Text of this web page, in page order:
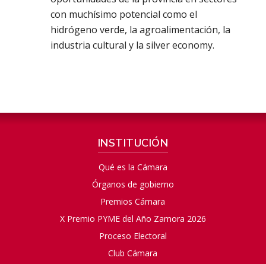
con muchísimo potencial como el
hidrógeno verde, la agroalimentación, la
industria cultural y la silver economy.
INSTITUCIÓN
Qué es la Cámara
Órganos de gobierno
Premios Cámara
X Premio PYME del Año Zamora 2026
Proceso Electoral
Club Cámara